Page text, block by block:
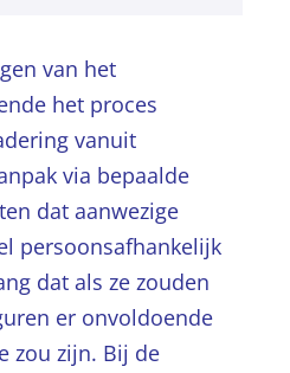
van het
het proces
vanuit
via bepaalde
dat aanwezige
persoonsafhankelijk
dat als ze zouden
er onvoldoende
zou zijn. Bij de